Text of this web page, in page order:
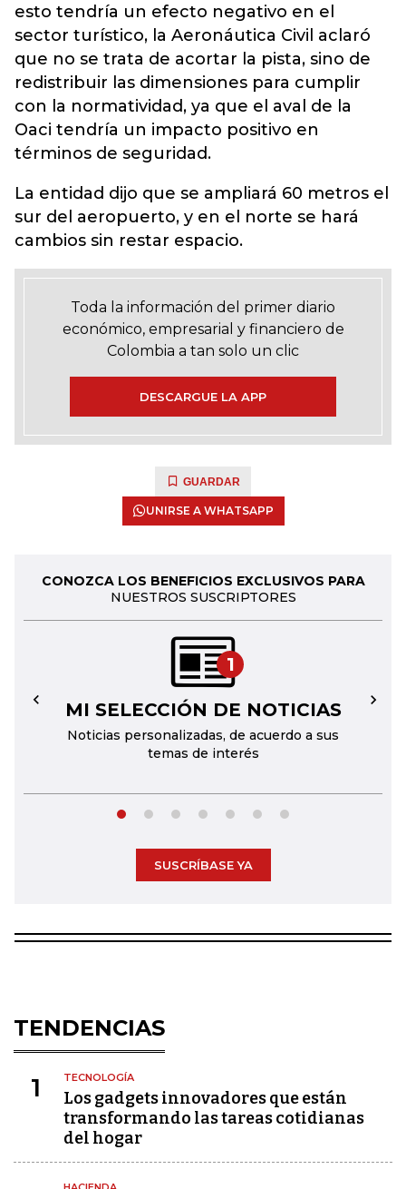
esto tendría un efecto negativo en el
sector turístico, la Aeronáutica Civil aclaró
que no se trata de acortar la pista, sino de
redistribuir las dimensiones para cumplir
con la normatividad, ya que el aval de la
Oaci tendría un impacto positivo en
términos de seguridad.
La entidad dijo que se ampliará 60 metros el
sur del aeropuerto, y en el norte se hará
cambios sin restar espacio.
Toda la información del primer diario
económico, empresarial y financiero de
Colombia a tan solo un clic
DESCARGUE LA APP
GUARDAR
UNIRSE A WHATSAPP
CONOZCA LOS BENEFICIOS EXCLUSIVOS PARA
NUESTROS SUSCRIPTORES
1
MI SELECCIÓN DE NOTICIAS
Noticias personalizadas, de acuerdo a sus
temas de interés
← →
SUSCRÍBASE YA
TENDENCIAS
1 TECNOLOGÍA
Los gadgets innovadores que están
transformando las tareas cotidianas
del hogar